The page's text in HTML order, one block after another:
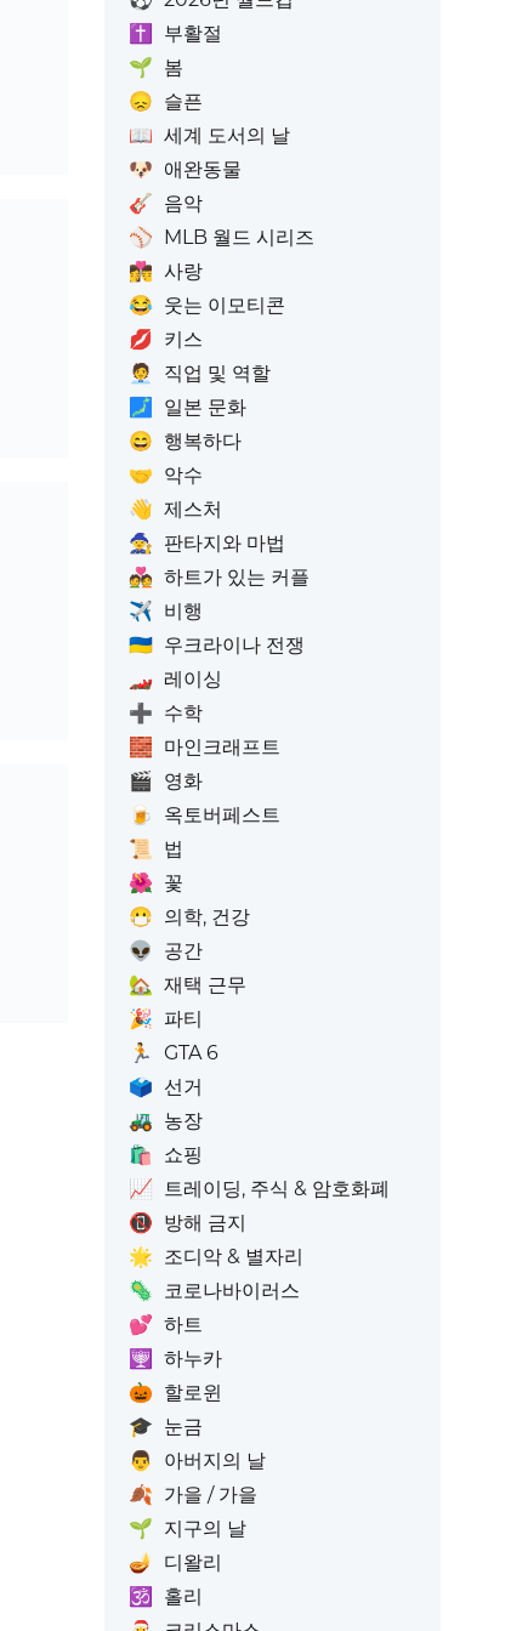
✝️
부활절
🌱 봄
😞 슬픈
📖 세계 도서의 날
🐶 애완동물
🎸 음악
⚾ MLB 월드 시리즈
👩‍❤️‍💋‍👨 사랑
😂 웃는 이모티콘
💋 키스
🧑‍💼
직업 및 역할
🗾
일본 문화
😄 행복하다
🤝 악수
👋 제스처
🧙 판타지와 마법
💑 하트가 있는 커플
✈️ 비행
🇺🇦 우크라이나 전쟁
🏎️ 레이싱
➕ 수학
🧱 마인크래프트
🎬 영화
🍺
옥토버페스트
📜
법
🌺 꽃
😷 의학, 건강
👽
공간
🏡 재택 근무
🎉 파티
🏃
GTA 6
🗳️ 선거
🚜 농장
🛍️
쇼핑
📈 트레이딩, 주식 & 암호화폐
📵 방해 금지
🌟 조디악 & 별자리
🦠 코로나바이러스
💕 하트
🕎
하누카
🎃 할로윈
🎓 눈금
👨
아버지의 날
🍂 가을 / 가을
🌱 지구의 날
🪔
디왈리
🕉️
홀리